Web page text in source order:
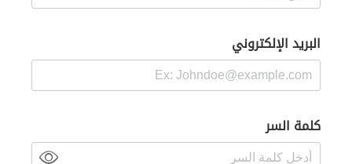
البريد الإلكتروني
كلمة السر